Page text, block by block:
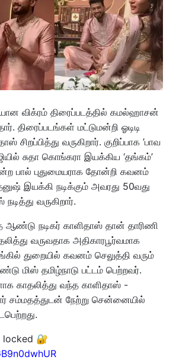
விக்ரம் திரைப்படத்தில் கமல்ஹாசன்
திரைப்படங்கள் மட்டுமன்றி ஓடிடி
சிறப்பித்து வருகிறார். குறிப்பாக ’பாவ
சுதா கொங்கரா இயக்கிய ‘தங்கம்’
பால் புதுமையராக தோன்றி கவனம்
இயக்கி நடிக்கும் அவரது 50வது
வருகிறார்.
ஆண்டு நடிகர் காளிதாஸ் தான் தாரிணி
வருவதாக அதிகாரபூர்வமாக
துறையில் கவனம் செலுத்தி வரும்
மிஸ் தமிழ்நாடு பட்டம் பெற்றவர்.
காதலித்து வந்த காளிதாஸ் -
சம்மதத்துடன் நேற்று சென்னையில்
locked 🔐